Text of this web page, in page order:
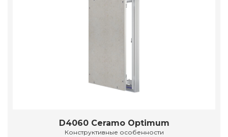
D4060 Ceramo Optimum
Конструктивные особенности